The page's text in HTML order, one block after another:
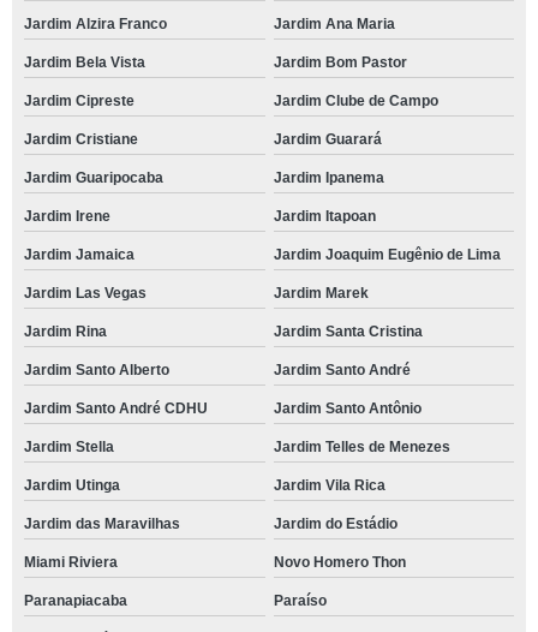
Jardim Alzira Franco Jardim Ana Maria
Jardim Bela Vista Jardim Bom Pastor
Jardim Cipreste Jardim Clube de Campo
Jardim Cristiane Jardim Guarará
Jardim Guaripocaba Jardim Ipanema
Jardim Irene Jardim Itapoan
Jardim Jamaica Jardim Joaquim Eugênio de Lima
Jardim Las Vegas Jardim Marek
Jardim Rina Jardim Santa Cristina
Jardim Santo Alberto Jardim Santo André
Jardim Santo André CDHU Jardim Santo Antônio
Jardim Stella Jardim Telles de Menezes
Jardim Utinga Jardim Vila Rica
Jardim das Maravilhas Jardim do Estádio
Miami Riviera Novo Homero Thon
Paranapiacaba Paraíso